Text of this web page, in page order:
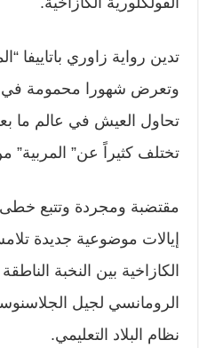
تدين رواية زاوري باتاييفا
وتعرض شهورا محمومة في
تحاول العيش في عالم ما بعد
تختلف كثيراً عن”
مقتضبة ومجردة وتتبع خطى
إيالات موضوعية جديدة
الكازاخية بين النخبة
الرومانسي لجيل
نظام البلاد التعليمي.